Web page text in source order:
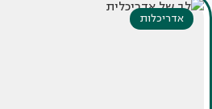
אדריכלות